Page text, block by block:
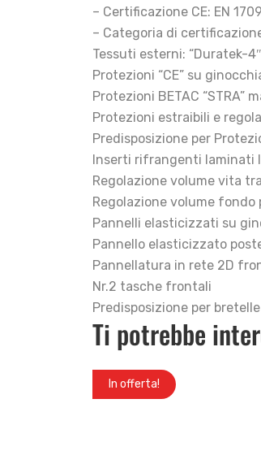
– Certificazione CE: EN
– Categoria di certificazione
Tessuti esterni: “Duratek-
Protezioni “CE” su
Protezioni BETAC “STRA”
Protezioni estraibili e
Predisposizione per
Inserti rifrangenti laminati
Regolazione volume vita
Regolazione volume
Pannelli elasticizzati su
Pannello elasticizzato
Pannellatura in rete 2D
Nr.2 tasche frontali
Predisposizione per bretelle
Ti potrebbe
In offerta!